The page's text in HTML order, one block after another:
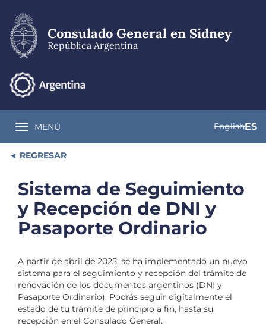
contenido
principal
Consulado General en Sidney
República Argentina
Toggle navigation
MENÚ EnglishES
REGRESAR
Sistema de Seguimiento
y Recepción de DNI y
Pasaporte Ordinario
A partir de abril de 2025, se ha implementado un nuevo
sistema para el seguimiento y recepción del trámite de
renovación de los documentos argentinos (DNI y
Pasaporte Ordinario). Podrás seguir digitalmente el
estado de tu trámite de principio a fin, hasta su
recepción en el Consulado General.